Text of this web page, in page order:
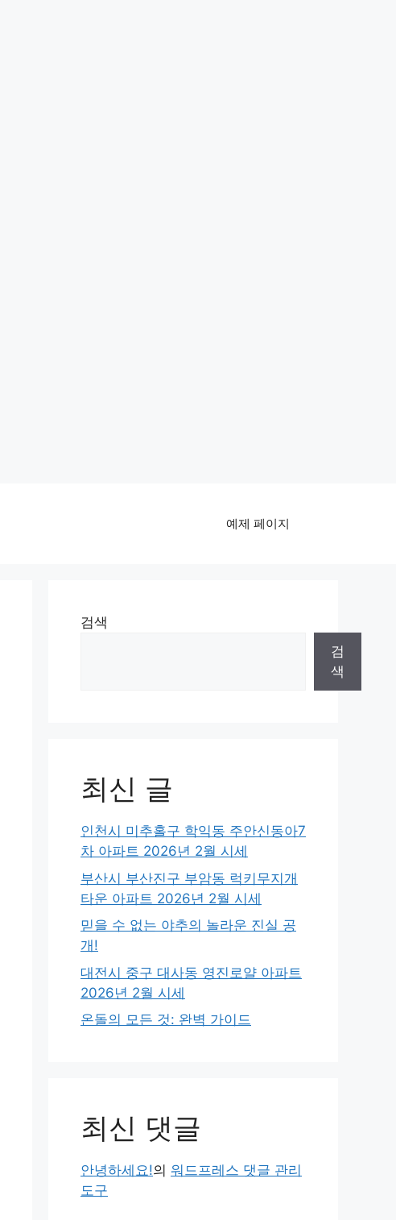
예제 페이지
검색
검
색
최신 글
인천시 미추홀구 학익동 주안신동아7
차 아파트 2026년 2월 시세
부산시 부산진구 부암동 럭키무지개
타운 아파트 2026년 2월 시세
믿을 수 없는 야추의 놀라운 진실 공
개!
대전시 중구 대사동 영진로얄 아파트
2026년 2월 시세
온돌의 모든 것: 완벽 가이드
최신 댓글
안녕하세요!의 워드프레스 댓글 관리
도구